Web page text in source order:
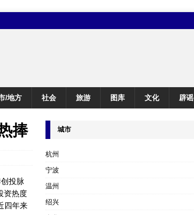
/地方 社会 旅游 图库 文化 辟谣
捧
投脉
资热度
四年来
城市
杭州
宁波
温州
绍兴